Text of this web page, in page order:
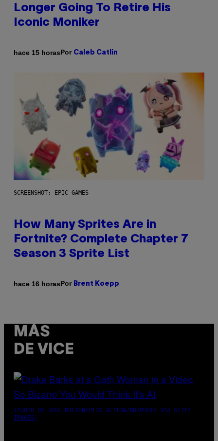
Longer Going To Retire His
Iconic Moniker
hace 15 horasPor Caleb Catlin
SCREENSHOT: EPIC GAMES
How Many Sprites Are in
Fortnite? Complete Chapter 7
Season 3 Sprite List
hace 16 horasPor Brent Koepp
MÁS
DE VICE
(PHOTO BY JOSE BRETON/PICS ACTION/NURPHOTO VIA GETTY
IMAGES)